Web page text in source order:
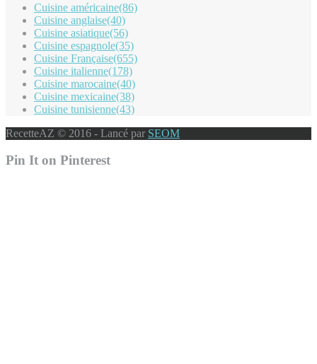
Cuisine américaine(86)
Cuisine anglaise(40)
Cuisine asiatique(56)
Cuisine espagnole(35)
Cuisine Française(655)
Cuisine italienne(178)
Cuisine marocaine(40)
Cuisine mexicaine(38)
Cuisine tunisienne(43)
RecetteAZ © 2016 - Lancé par SEOM
Pin It on Pinterest